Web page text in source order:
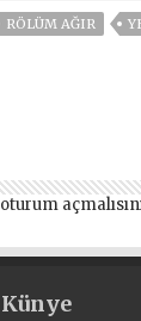
RÖLÜM AĞIR
oturum
Künye